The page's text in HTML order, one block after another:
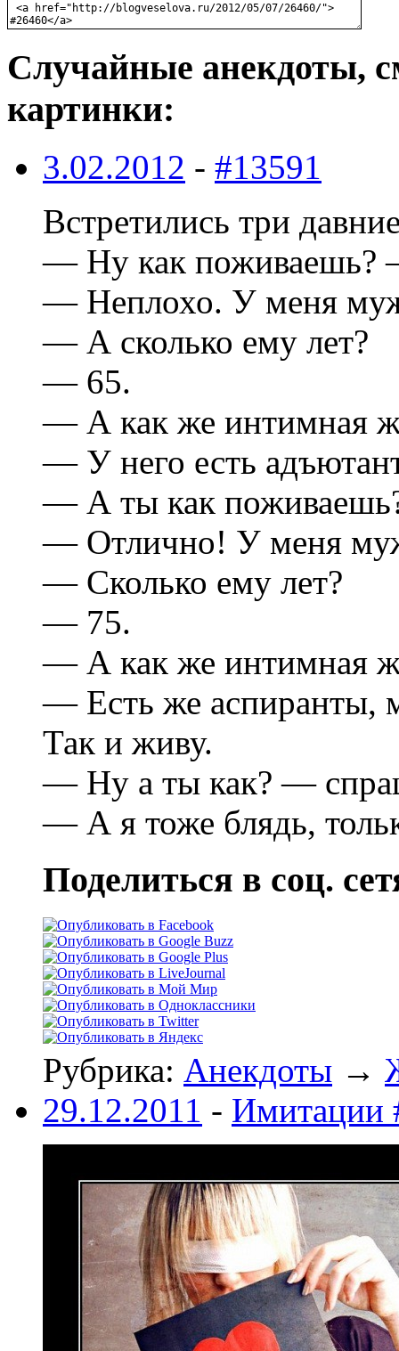
Случайные анекдоты,
картинки:
3.02.2012 - #13591
Встретились три
— Ну как поживаешь?
— Неплохо. У меня
— А сколько ему лет?
— 65.
— А как же интимная
— У него есть
— А ты как
— Отлично! У меня
— Сколько ему лет?
— 75.
— А как же интимная
— Есть же аспиранты,
Так и живу.
— Ну а ты как? —
— А я тоже блядь,
Поделиться в соц.
Рубрика: Анекдоты →
29.12.2011 - Имитации